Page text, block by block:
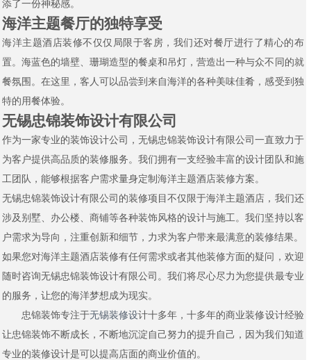
添了一份神秘感。
海洋主题餐厅的独特享受
海洋主题酒店装修不仅仅局限于客房，我们还对餐厅进行了精心的布
置。海蓝色的墙壁、珊瑚造型的餐桌和吊灯，营造出一种与众不同的就
餐氛围。在这里，客人可以品尝到来自海洋的各种美味佳肴，感受到独
特的用餐体验。
无锡忠锦装饰设计有限公司
作为一家专业的装饰设计公司，无锡忠锦装饰设计有限公司一直致力于
为客户提供高品质的装修服务。我们拥有一支经验丰富的设计团队和施
工团队，能够根据客户需求量身定制海洋主题酒店装修方案。
无锡忠锦装饰设计有限公司的装修项目不仅限于海洋主题酒店，我们还
涉及别墅、办公楼、商铺等各种装饰风格的设计与施工。我们坚持以客
户需求为导向，注重创新和细节，力求为客户带来最满意的装修结果。
如果您对海洋主题酒店装修有任何需求或者其他装修方面的疑问，欢迎
随时咨询无锡忠锦装饰设计有限公司。我们将尽心尽力为您提供最专业
的服务，让您的海洋梦想成为现实。
忠锦装饰专注于无锡装修设计十多年，十多年的商业装修设计经验
让忠锦装饰不断成长，不断地沉淀自己努力的提升自己，因为我们知道
专业的装修设计是可以提高店面的商业价值的。